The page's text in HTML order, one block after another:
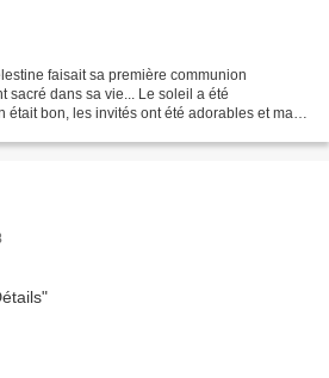
faisait sa première communion
sacré dans sa vie... Le soleil a été
était bon, les invités ont été adorables et ma